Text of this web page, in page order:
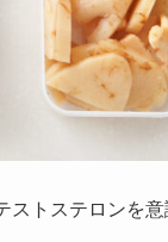
トステロンを